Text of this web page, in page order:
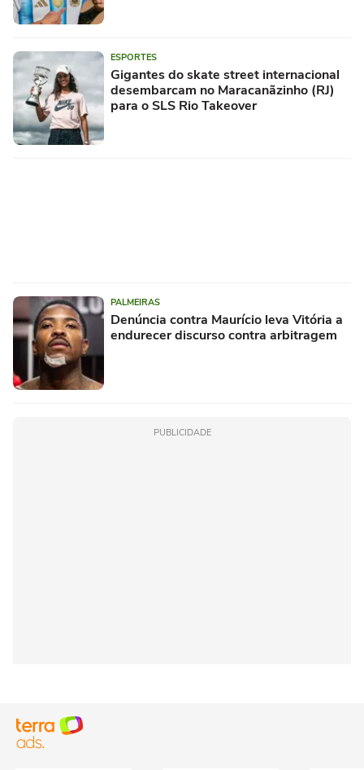
ESPORTES
Gigantes do skate street internacional
desembarcam no Maracanãzinho (RJ)
para o SLS Rio Takeover
PALMEIRAS
Denúncia contra Maurício leva Vitória a
endurecer discurso contra arbitragem
PUBLICIDADE